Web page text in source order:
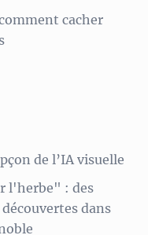
cacher
de l’IA visuelle
l'herbe" : des
dans